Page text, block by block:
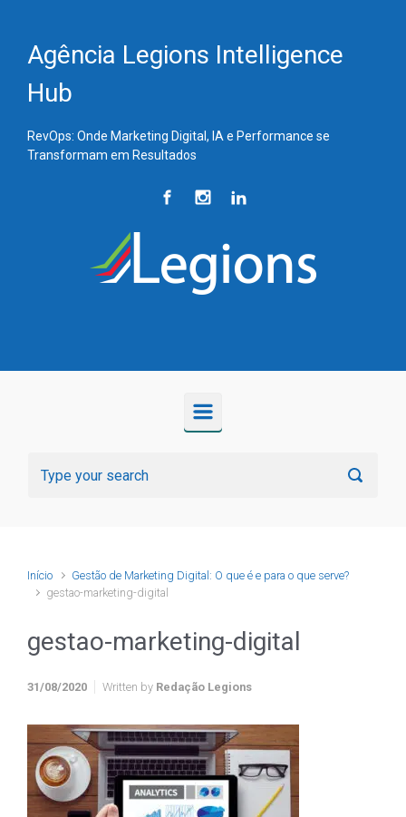
Agência Legions Intelligence
Hub
RevOps: Onde Marketing Digital, IA e Performance se
Transformam em Resultados
Início
Gestão de Marketing Digital: O que é e para o que serve?
gestao-marketing-digital
gestao-marketing-digital
31/08/2020 Written by Redação Legions